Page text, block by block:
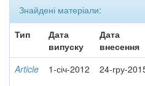
Знайдені матеріали:
Тип
Дата
випуску
Дата
внесення
Article 1-січ-2012 24-гру-